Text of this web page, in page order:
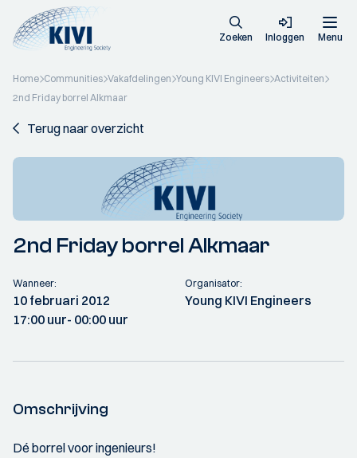
Zoeken Inloggen Menu
Home Communities Vakafdelingen Young KIVI Engineers Activiteiten
2nd Friday borrel Alkmaar
Terug naar overzicht
2nd Friday borrel Alkmaar
Wanneer:
10 februari 2012
17:00 uur- 00:00 uur
Organisator:
Young KIVI Engineers
Omschrijving
Dé borrel voor ingenieurs!